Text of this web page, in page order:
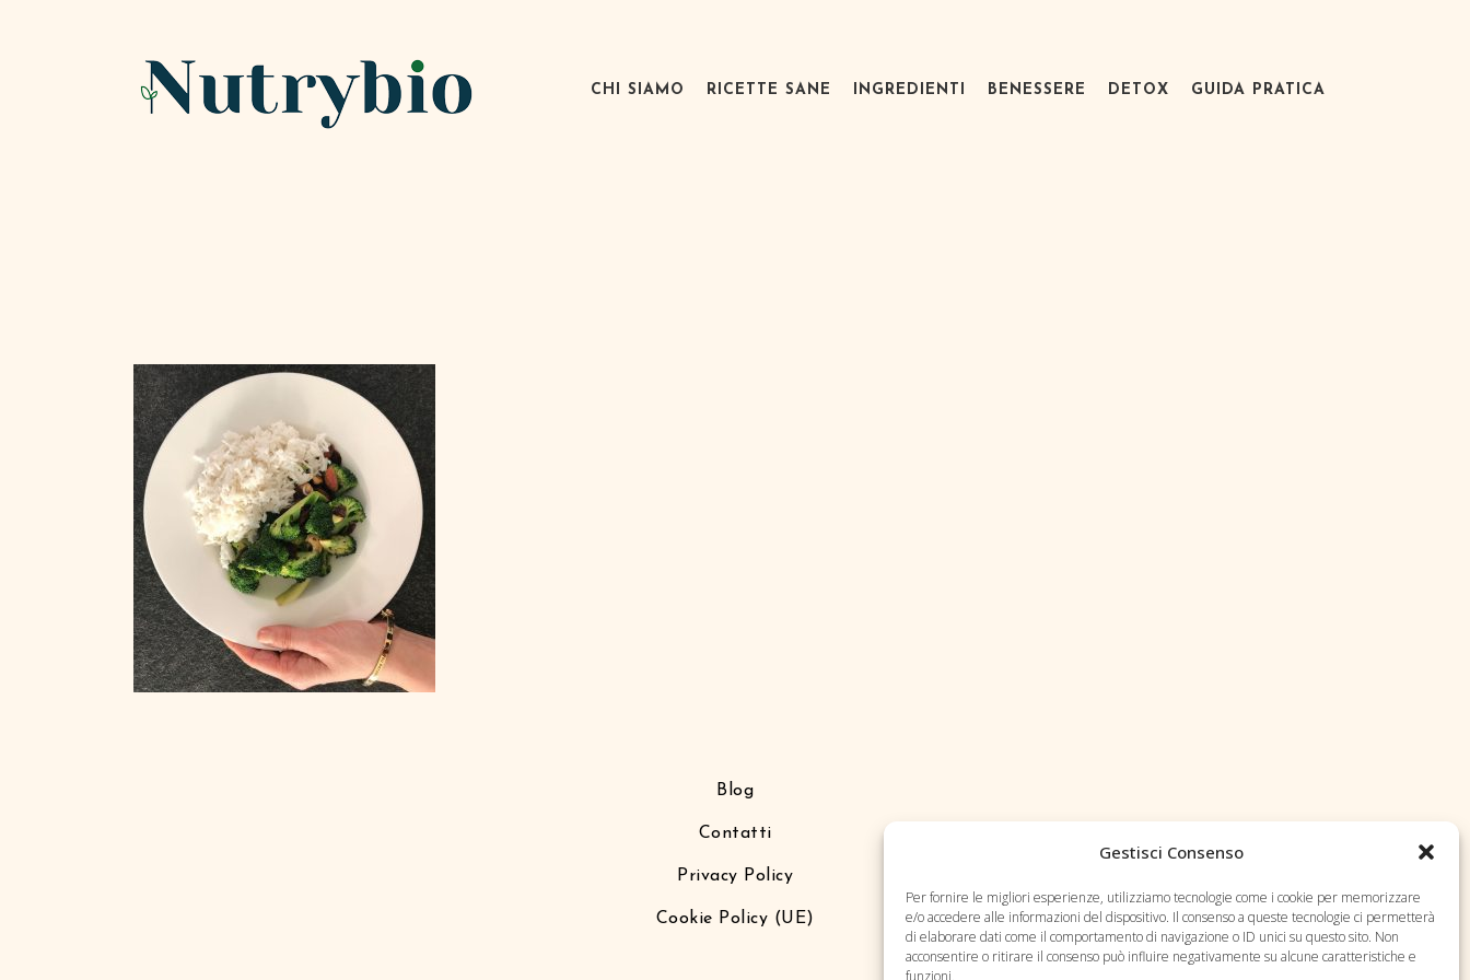
Gestisci Consenso
Per fornire le migliori esperienze, utilizziamo tecnologie come i cookie per memorizzare
e/o accedere alle informazioni del dispositivo. Il consenso a queste tecnologie ci permetterà
di elaborare dati come il comportamento di navigazione o ID unici su questo sito. Non
acconsentire o ritirare il consenso può influire negativamente su alcune caratteristiche e
funzioni.
CHI SIAMO RICETTE SANE INGREDIENTI BENESSERE DETOX GUIDA PRATICA
Blog
Contatti
Privacy Policy
Cookie Policy (UE)